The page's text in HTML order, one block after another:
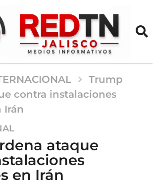
Trump
contra instalaciones
Irán
ataque
en Irán